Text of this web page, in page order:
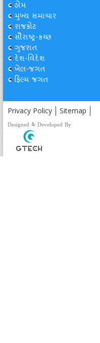
હોમ
મુખ્ય સમાચાર
રાજકોટ
સૌરાષ્ટ્ર-કચ્છ
ગુજરાત
દેશ-વિદેશ
ખેલ-જગત
ફિલ્મ જગત
Privacy Policy Sitemap
Designed & Developed By